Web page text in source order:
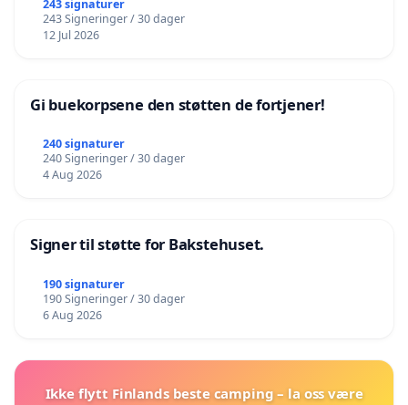
243 signaturer
243 Signeringer / 30 dager
12 Jul 2026
Gi buekorpsene den støtten de fortjener!
240 signaturer
240 Signeringer / 30 dager
4 Aug 2026
Signer til støtte for Bakstehuset.
190 signaturer
190 Signeringer / 30 dager
6 Aug 2026
Ikke flytt Finlands beste camping – la oss være